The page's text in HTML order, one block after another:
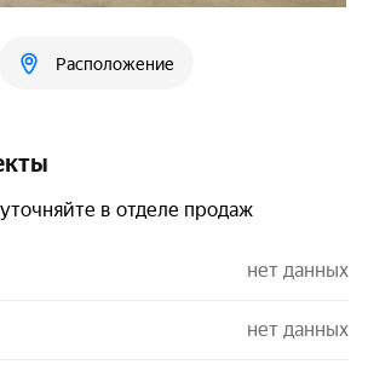
Расположение
в отделе продаж
нет данных
нет данных